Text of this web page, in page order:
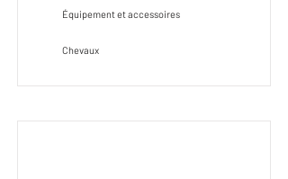
Équipement et accessoires
Chevaux